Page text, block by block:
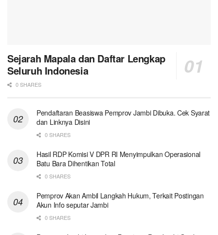
Sejarah Mapala dan Daftar Lengkap
Seluruh Indonesia
0 SHARES
Pendaftaran Beasiswa Pemprov Jambi Dibuka. Cek Syarat
dan Linknya Disini
0 SHARES
Hasil RDP Komisi V DPR RI Menyimpulkan Operasional
Batu Bara Dihentikan Total
0 SHARES
Pemprov Akan Ambil Langkah Hukum, Terkait Postingan
Akun Info seputar Jambi
0 SHARES